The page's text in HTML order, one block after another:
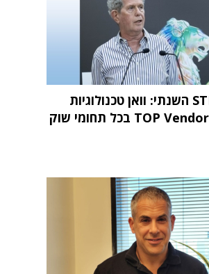
מחקר STKI השנתי: וואן טכנולוגיות
דורגה כ-TOP Vendor בכל תחומי שוק